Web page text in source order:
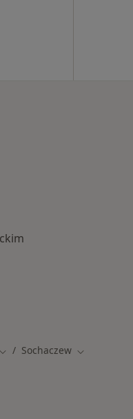
Zmień miasto
Sochaczew Zmień miasto